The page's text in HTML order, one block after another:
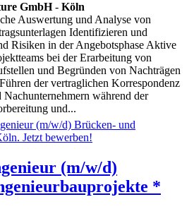
GmbH- Köln
Auswertung und Analyse von
Identifizieren und
Risiken in der Angebotsphase Aktive
bei der Erarbeitung von
und Begründen von Nachträgen
der vertraglichen Korrespondenz
während der
und...
(m/w/d)
*